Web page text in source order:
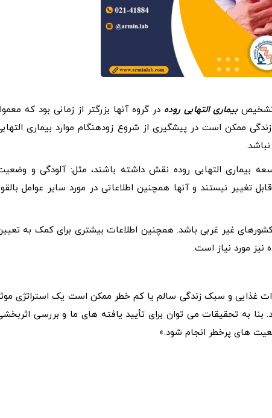
تشخیصبیماری التهابی روده در گروه آنها بزرگتر از زمانی بود که
ممکن است در پیشگیری از شروع زودهنگام موارد بیماری
بیماری التهابی روده نقش داشته باشند، مثل: آلودگی و
تغییر نیستند و آنها همچنین اطلاعاتی در مورد سایر عوامل
غیر غربی باشد. همچنین اطلاعات بیشتری برای کمک به
نیز مورد نیاز است.
غذایی و سبک زندگی سالم یا کم خطر ممکن است یک استراتژی
بنا به تحقیقات می توان برای تأیید یافته‌ های ما و بررسی
های پرخطر انجام شود.»